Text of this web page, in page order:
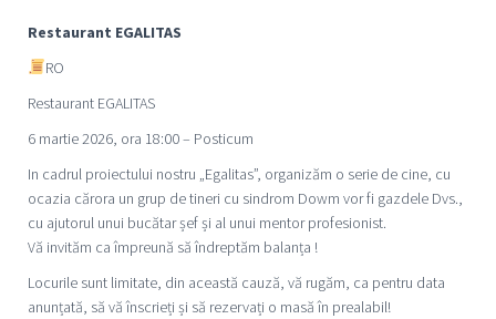
Restaurant EGALITAS
RO
Restaurant EGALITAS
6 martie 2026, ora 18:00 – Posticum
In cadrul proiectului nostru „Egalitas”, organizăm o serie de cine, cu
ocazia cărora un grup de tineri cu sindrom Dowm vor fi gazdele Dvs.,
cu ajutorul unui bucătar șef și al unui mentor profesionist.
Vă invităm ca împreună să îndreptăm balanța !
Locurile sunt limitate, din această cauză, vă rugăm, ca pentru data
anunțată, să vă înscrieți și să rezervați o masă în prealabil!